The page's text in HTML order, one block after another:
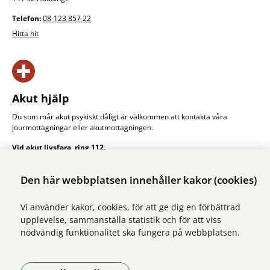
Den här webbplatsen innehåller kakor (cookies)
Vi använder kakor, cookies, för att ge dig en förbättrad
upplevelse, sammanställa statistik och för att viss
nödvändig funktionalitet ska fungera på webbplatsen.
Telefon:08-123 857 22
Hitta hit
Akut hjälp
Du som mår akut psykiskt dåligt är välkommen att kontakta våra
jourmottagningar eller akut­mottagningen.
Vid akut livsfara, ring 112.